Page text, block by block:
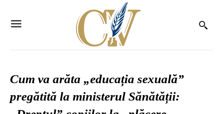
Cum va arăta „educația sexuală”
pregătită la ministerul Sănătății: